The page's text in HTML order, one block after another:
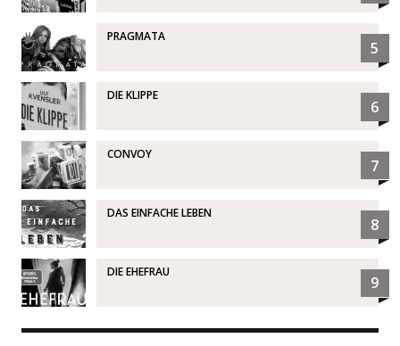
PRAGMATA
5
DIE KLIPPE
6
CONVOY
7
DAS EINFACHE LEBEN
8
DIE EHEFRAU
9